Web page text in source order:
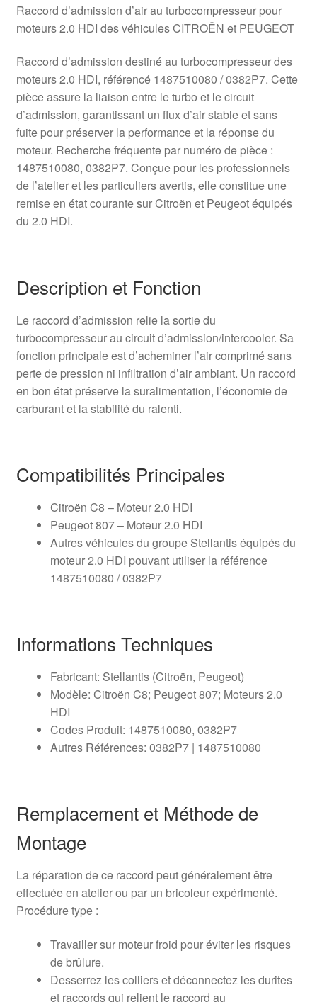
Raccord d’admission d’air au turbocompresseur pour
moteurs 2.0 HDI des véhicules CITROËN et PEUGEOT
Raccord d’admission destiné au turbocompresseur des
moteurs 2.0 HDI, référencé 1487510080 / 0382P7. Cette
pièce assure la liaison entre le turbo et le circuit
d’admission, garantissant un flux d’air stable et sans
fuite pour préserver la performance et la réponse du
moteur. Recherche fréquente par numéro de pièce :
1487510080, 0382P7. Conçue pour les professionnels
de l’atelier et les particuliers avertis, elle constitue une
remise en état courante sur Citroën et Peugeot équipés
du 2.0 HDI.
Description et Fonction
Le raccord d’admission relie la sortie du
turbocompresseur au circuit d’admission/intercooler. Sa
fonction principale est d’acheminer l’air comprimé sans
perte de pression ni infiltration d’air ambiant. Un raccord
en bon état préserve la suralimentation, l’économie de
carburant et la stabilité du ralenti.
Compatibilités Principales
Citroën C8 – Moteur 2.0 HDI
Peugeot 807 – Moteur 2.0 HDI
Autres véhicules du groupe Stellantis équipés du
moteur 2.0 HDI pouvant utiliser la référence
1487510080 / 0382P7
Informations Techniques
Fabricant: Stellantis (Citroën, Peugeot)
Modèle: Citroën C8; Peugeot 807; Moteurs 2.0
HDI
Codes Produit: 1487510080, 0382P7
Autres Références: 0382P7 | 1487510080
Remplacement et Méthode de
Montage
La réparation de ce raccord peut généralement être
effectuée en atelier ou par un bricoleur expérimenté.
Procédure type :
Travailler sur moteur froid pour éviter les risques
de brûlure.
Desserrez les colliers et déconnectez les durites
et raccords qui relient le raccord au